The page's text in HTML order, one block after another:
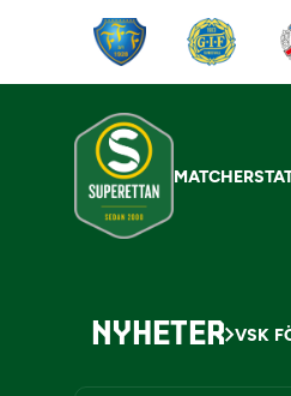
MATCHER
NYHETER VSK